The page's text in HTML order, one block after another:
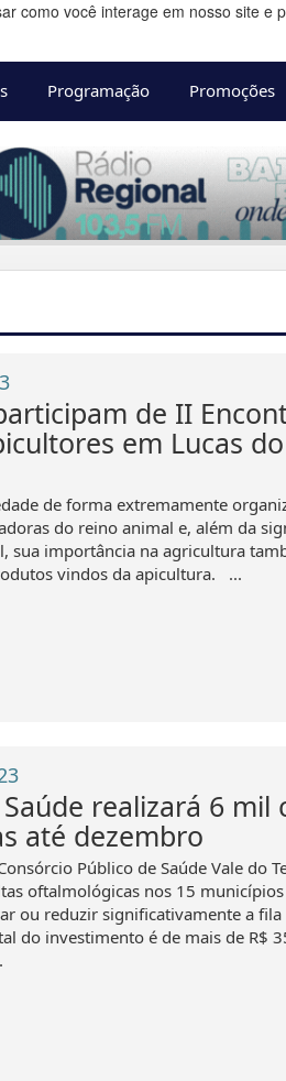
como você interage em nosso site
Programação Promoções
de II
em Lucas
de forma extremamente
do reino animal e, além da
sua importância na agricultura
vindos da apicultura. ...
realizará 6 mil
até dezembro
Público de Saúde Vale do
oftalmológicas nos 15
ou reduzir significativamente a fila
do investimento é de mais de R$